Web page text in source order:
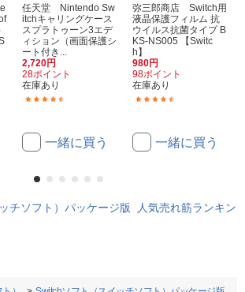
任天堂 Nintendo Sw
itchキャリングケース
スプラトゥーン3エデ
ィション（画面保護シ
ート付き...
2,720円
28ポイント
在庫あり
一緒に買う
弥三郎商店 Switch用
液晶保護フィルム 抗
ウイルス抗菌タイプ B
KS-NS005 【Switc
h】
980円
98ポイント
在庫あり
一緒に買う
チソフト）パッケージ版 人気売れ筋ランキン